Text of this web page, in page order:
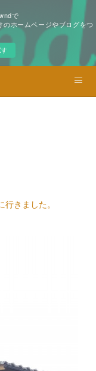
で
のホームページやブログをつ
きました。